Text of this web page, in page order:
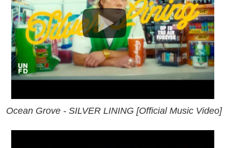
Ocean Grove - SILVER LINING [Official Music Video]